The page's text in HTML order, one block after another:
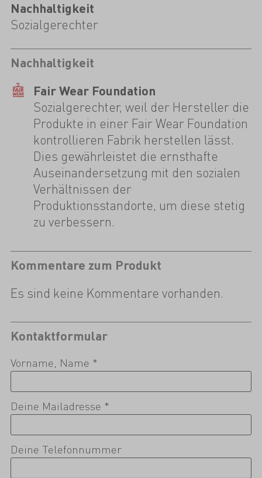
Nachhaltigkeit
Sozialgerechter
Nachhaltigkeit
Fair Wear Foundation
Sozialgerechter, weil der Hersteller die
Produkte in einer Fair Wear Foundation
kontrollieren Fabrik herstellen lässt.
Dies gewährleistet die ernsthafte
Auseinandersetzung mit den sozialen
Verhältnissen der
Produktionsstandorte, um diese stetig
zu verbessern.
Kommentare zum Produkt
Es sind keine Kommentare vorhanden.
Kontaktformular
Vorname, Name *
Deine Mailadresse *
Deine Telefonnummer